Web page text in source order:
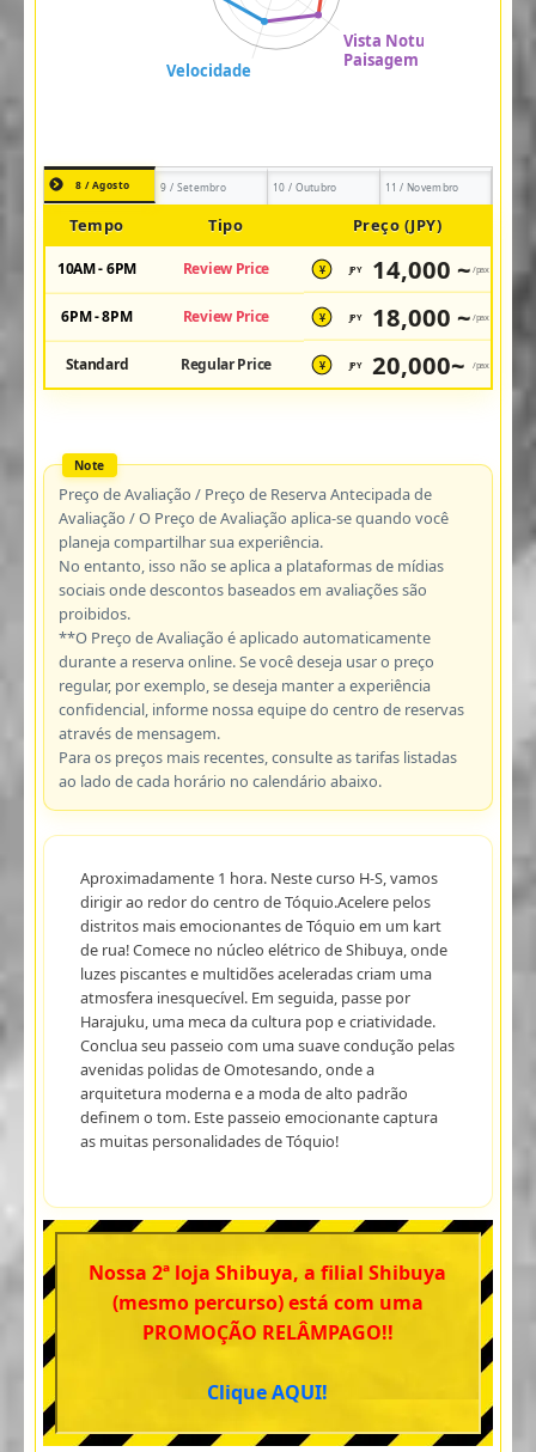
8 / Agosto 9 / Setembro 10 / Outubro 11 / Novembro
Tempo Tipo Preço (JPY)
10AM - 6PM Review Price ¥ JPY 14,000 ~ /pax
6PM - 8PM Review Price ¥ JPY 18,000 ~ /pax
Standard Regular Price ¥ JPY 20,000~ /pax
Preço de Avaliação / Preço de Reserva Antecipada de
Avaliação / O Preço de Avaliação aplica-se quando você
planeja compartilhar sua experiência.
No entanto, isso não se aplica a plataformas de mídias
sociais onde descontos baseados em avaliações são
proibidos.
**O Preço de Avaliação é aplicado automaticamente
durante a reserva online. Se você deseja usar o preço
regular, por exemplo, se deseja manter a experiência
confidencial, informe nossa equipe do centro de reservas
através de mensagem.
Para os preços mais recentes, consulte as tarifas listadas
ao lado de cada horário no calendário abaixo.
Aproximadamente 1 hora. Neste curso H-S, vamos
dirigir ao redor do centro de Tóquio.Acelere pelos
distritos mais emocionantes de Tóquio em um kart
de rua! Comece no núcleo elétrico de Shibuya, onde
luzes piscantes e multidões aceleradas criam uma
atmosfera inesquecível. Em seguida, passe por
Harajuku, uma meca da cultura pop e criatividade.
Conclua seu passeio com uma suave condução pelas
avenidas polidas de Omotesando, onde a
arquitetura moderna e a moda de alto padrão
definem o tom. Este passeio emocionante captura
as muitas personalidades de Tóquio!
Nossa 2ª loja Shibuya, a filial Shibuya
(mesmo percurso) está com uma
PROMOÇÃO RELÂMPAGO!!
Clique AQUI!